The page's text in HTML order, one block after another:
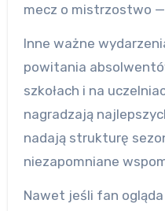
mecz o mistrzostwo —
Inne ważne
powitania
szkołach i na
nagradzają
nadają strukturę
niezapomniane
Nawet jeśli fan